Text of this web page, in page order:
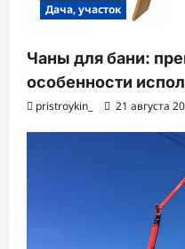
Дача, участок
Чаны для бани:
особенности
pristroykin_ 21 августа